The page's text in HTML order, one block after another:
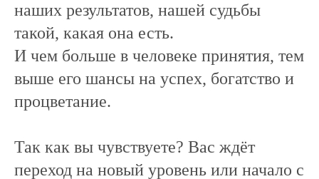
наших результатов, нашей судьбы
такой, какая она есть.
И чем больше в человеке принятия, тем
выше его шансы на успех, богатство и
процветание.
Так как вы чувствуете? Вас ждёт
переход на новый уровень или начало с